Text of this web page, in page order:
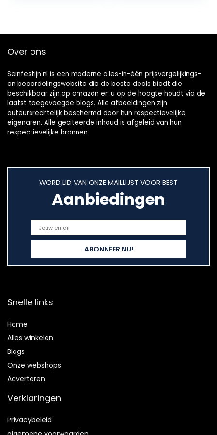
Over ons
Seinfestijn.nl is een moderne alles-in-één prijsvergelijkings-
en beoordelingswebsite die de beste deals biedt die
beschikbaar zijn op amazon en u op de hoogte houdt via de
laatst toegevoegde blogs. Alle afbeeldingen zijn
auteursrechtelijk beschermd door hun respectievelijke
eigenaren. Alle geciteerde inhoud is afgeleid van hun
respectievelijke bronnen.
WORD LID VAN ONZE MAILLIJST VOOR BEST
Aanbiedingen
Snelle links
Home
Alles winkelen
Blogs
Onze webshops
Adverteren
Verklaringen
Privacybeleid